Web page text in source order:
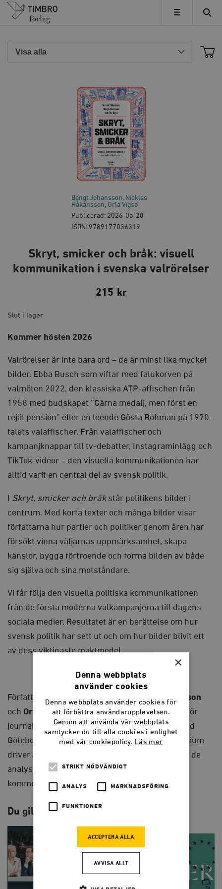
Timbro
MENY
Bengt Johansson
Nicklas
Håkansson Orla Vigsø
Publicerad: 2026-05-28
ISBN: 9789177036319
Skryt, smicker och bråk: visuell
kommunikation i svenska valrörelser
215 kr
Slut i lager
Kommer hösten 2026
Valrörelser är inte bara ord – de är minst lika mycket
bilder. Ebba Busch som viftar med falukorven på
valmöten 2022, den klassiska ATP-affischen från
1958 med budskapet ”Gärna medalj, men först en
rejäl pension” eller en leende Gösta Bohman på 1970-
talets valaffischer. Från valaffischer och
kampanjknappar till tv-debatter, Instagraminlägg och
TikTok-videor – den visuella kommunikationen har
alltid varit en central del av svensk politik.
Skryt, smicker och bråk står politikens bilder i
centrum. Med korta texter och många bilder visar
författarna hur partier och politiker genom åren har
försökt vinna väljarnas uppmärksamhet, skapa
känslor, bygga förtroende och forma bilden av både
sig själva och sina motståndare.
Vi får följa den visuella politiska kommunikationen
från de första moderna valkampanjerna till dagens
sociala medier. Resultatet är en berättelse om hur
svensk politik har sett ut och om hur bilder blivit ett
av dess viktigaste maktmedel.
Författarna
Nicklas Håkansson, Bengt Johansson
och Orla Vigsøär verksamma vid Institutionen för
journalistik, medier och kommunikation (JMG) vid
Göteborgs universitet. Sedan mer än ett decennium
driver de bloggen Propagandainspektionen, där de
analyserar och kommenterar svensk politisk
kommunikation.
Du gillar kanske också…
×
Denna webbplats
använder cookies
Denna webbplats använder cookies för
att förbättra användarupplevelsen.
Genom att använda vår webbplats
samtycker du till alla cookies i enlighet
med vår cookiepolicy. Läs mer
STRIKT NÖDVÄNDIGT
ANALYS MARKNADSFÖRING
FUNKTIONER
ACCEPTERA ALLA
AVVISA ALLT